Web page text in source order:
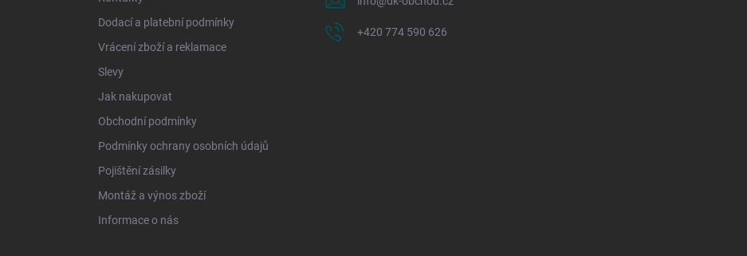
Dodací a platební podmínky
Vrácení zboží a reklamace
Slevy
Jak nakupovat
Obchodní podmínky
Podmínky ochrany osobních údajů
Pojištění zásilky
Montáž a výnos zboží
Informace o nás
+420 774 590 626